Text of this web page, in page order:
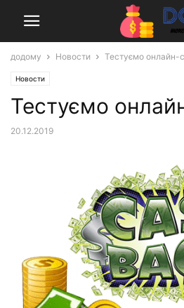
додому Новости Тестуємо онлайн-
Новости
Тестуємо
20.12.2019